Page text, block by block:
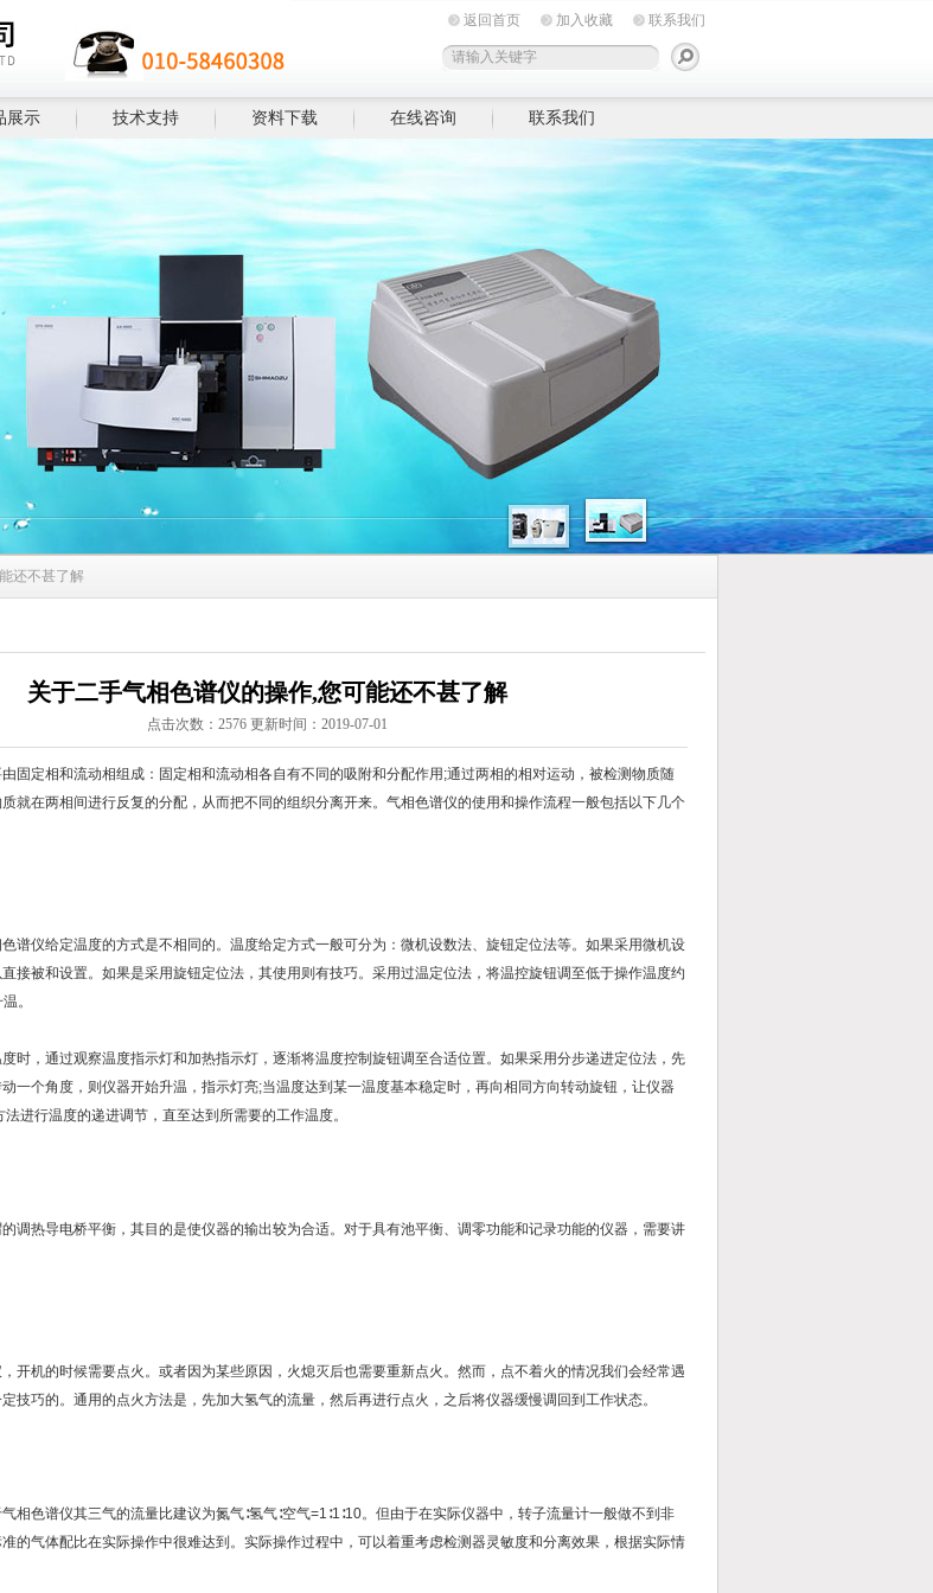
返回首页 加入收藏 联系我们
展示 技术支持 资料下载 在线咨询 联系我们
还不甚了解
关于二手气相色谱仪的操作,您可能还不甚了解
点击次数：2576 更新时间：2019-07-01
由固定相和流动相组成：固定相和流动相各自有不同的吸附和分配作用;通过两相的相对运动，被检测物质随
就在两相间进行反复的分配，从而把不同的组织分离开来。气相色谱仪的使用和操作流程一般包括以下几个
仪给定温度的方式是不相同的。温度给定方式一般可分为：微机设数法、旋钮定位法等。如果采用微机设
接被和设置。如果是采用旋钮定位法，其使用则有技巧。采用过温定位法，将温控旋钮调至低于操作温度约
。
，通过观察温度指示灯和加热指示灯，逐渐将温度控制旋钮调至合适位置。如果采用分步递进定位法，先
一个角度，则仪器开始升温，指示灯亮;当温度达到某一温度基本稳定时，再向相同方向转动旋钮，让仪器
进行温度的递进调节，直至达到所需要的工作温度。
热导电桥平衡，其目的是使仪器的输出较为合适。对于具有池平衡、调零功能和记录功能的仪器，需要讲
机的时候需要点火。或者因为某些原因，火熄灭后也需要重新点火。然而，点不着火的情况我们会经常遇
技巧的。通用的点火方法是，先加大氢气的流量，然后再进行点火，之后将仪器缓慢调回到工作状态。
色谱仪其三气的流量比建议为氮气∶氢气∶空气=1∶1∶10。但由于在实际仪器中，转子流量计一般做不到非
的气体配比在实际操作中很难达到。实际操作过程中，可以着重考虑检测器灵敏度和分离效果，根据实际情